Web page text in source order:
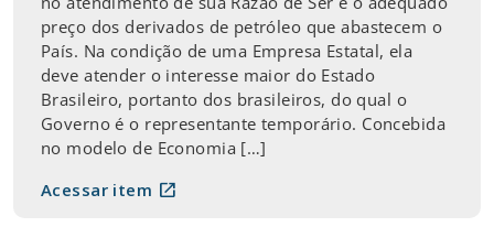
preço dos derivados de petróleo que abastecem o
País. Na condição de uma Empresa Estatal, ela
deve atender o interesse maior do Estado
Brasileiro, portanto dos brasileiros, do qual o
Governo é o representante temporário. Concebida
no modelo de Economia […]
Acessar item open_in_new